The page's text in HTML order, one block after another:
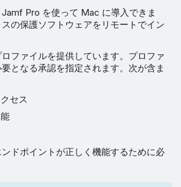
ーラス
ンストー
確認する
Pro を使って Mac に導入できま
の保護ソフトウェアをリモートでイン
ファイルを提供しています。プロファ
となる承認を指定されます。次が含ま
セス
ドポイントが正しく機能するために必